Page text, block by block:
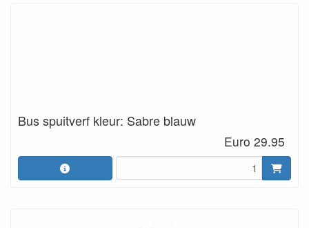
Bus spuitverf kleur: Sabre blauw
Euro 29.95